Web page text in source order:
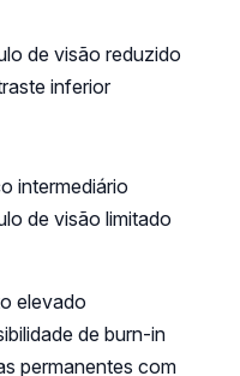
de visão reduzido
inferior
intermediário
de visão limitado
elevado
de burn-in
permanentes com